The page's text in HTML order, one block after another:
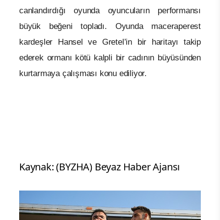
canlandırdığı oyunda oyuncuların performansı
büyük beğeni topladı. Oyunda maceraperest
kardeşler Hansel ve Gretel’in bir haritayı takip
ederek ormanı kötü kalpli bir cadının büyüsünden
kurtarmaya çalışması konu ediliyor.
Kaynak: (BYZHA) Beyaz Haber Ajansı